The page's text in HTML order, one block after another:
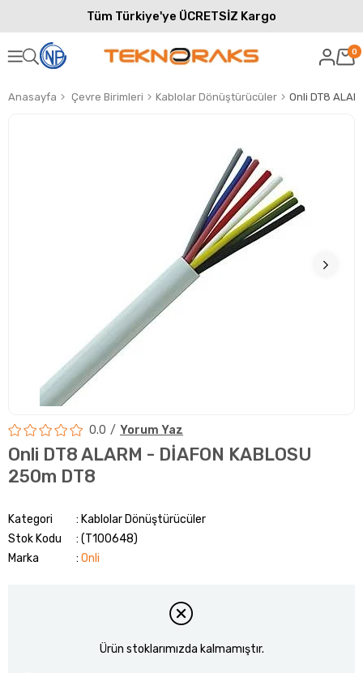
Tüm Türkiye'ye ÜCRETSİZ Kargo
0
Anasayfa Çevre Birimleri Kablolar Dönüştürücüler Onli DT8
0.0 Yorum Yaz
Onli DT8 ALARM - DİAFON KABLOSU
250m DT8
Kategori
Kablolar Dönüştürücüler
Stok Kodu
(T100648)
Marka
: Onli
Ürün stoklarımızda kalmamıştır.